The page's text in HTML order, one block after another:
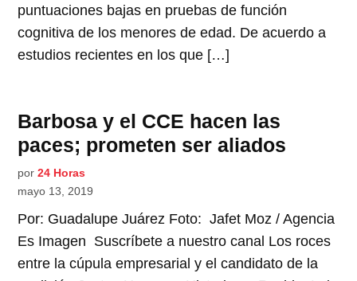
puntuaciones bajas en pruebas de función
cognitiva de los menores de edad. De acuerdo a
estudios recientes en los que […]
Barbosa y el CCE hacen las
paces; prometen ser aliados
por 24 Horas
mayo 13, 2019
Por: Guadalupe Juárez Foto: Jafet Moz / Agencia
Es Imagen Suscríbete a nuestro canal Los roces
entre la cúpula empresarial y el candidato de la